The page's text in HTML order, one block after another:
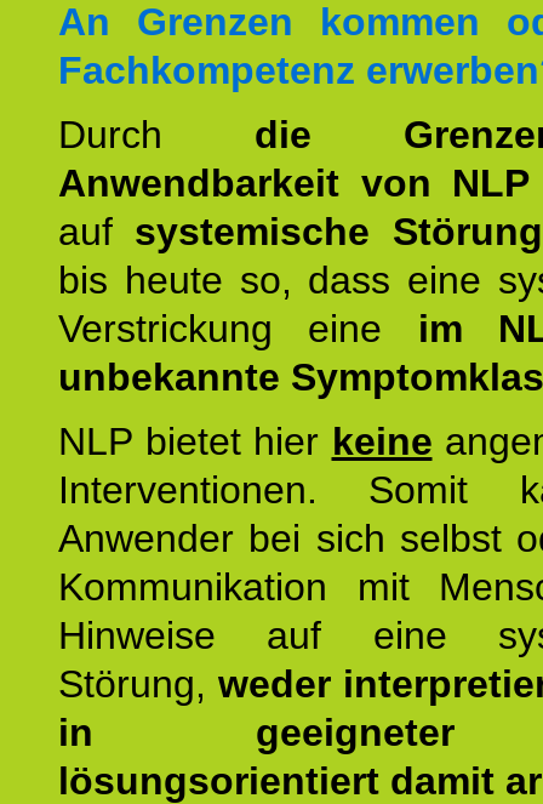
An Grenzen kommen
Fachkompetenz
Durch die
Anwendbarkeit von NLP
auf systemische
bis heute so, dass eine
Verstrickung eine im
unbekannte
NLP bietet hier keine
Interventionen. Somit
Anwender bei sich selbst
Kommunikation mit
Hinweise auf eine
Störung, weder
in geeigneter
lösungsorientiert damit